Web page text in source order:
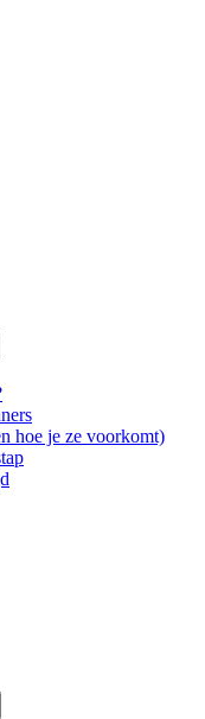
hoe je ze voorkomt)